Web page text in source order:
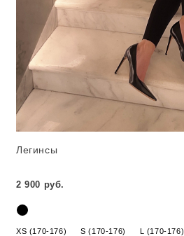
Легинсы
2 900 руб.
XS (170-176) S (170-176) L (170-176)